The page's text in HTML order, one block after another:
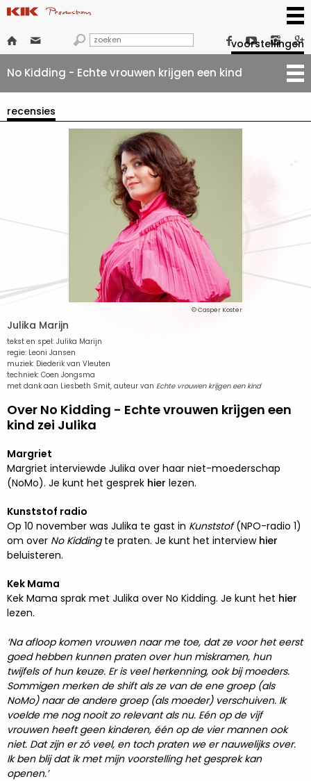
      
voorstellingen
No Kidding - Echte vrouwen krijgen een kind
recensies
© Casper Koster
Julika Marijn
tekst en spel: Julika Marijn
regie: Leoni Jansen
muziek: Diederik van Vleuten
techniek: Coen Jongsma
met dank aan Liesbeth Smit, auteur van Echte vrouwen krijgen een kind
Over No Kidding - Echte vrouwen krijgen een
kind zei Julika
Margriet
Margriet interviewde Julika over haar niet-moederschap
(NoMo). Je kunt het gesprek hier lezen.
Kunststof radio
Op 10 november was Julika te gast in Kunststof(NPO-radio 1)
om over No Kiddingte praten. Je kunt het interview hier
beluisteren.
Kek Mama
Kek Mama sprak met Julika over No Kidding. Je kunt het hier
lezen.
‘Na afloop komen vrouwen naar me toe, dat ze voor het eerst
goed hebben kunnen praten over hun miskramen, hun
twijfels of hun keuze. Er is veel herkenning, ook bij moeders.
Sommigen merken de shift als ze van de ene groep (als
NoMo) naar de andere groep (als moeder) verschuiven. Ik
voelde me nog nooit zo relevant als nu. Eén op de vijf
vrouwen heeft geen kinderen, één op de vier mannen ook
niet. Dat zijn er zó veel, en toch praten we er nauwelijks over.
Ik ben blij dat ik met mijn voorstelling het gesprek kan
openen.’